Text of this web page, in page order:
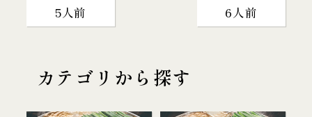
5人前 6人前
カテゴリから探す